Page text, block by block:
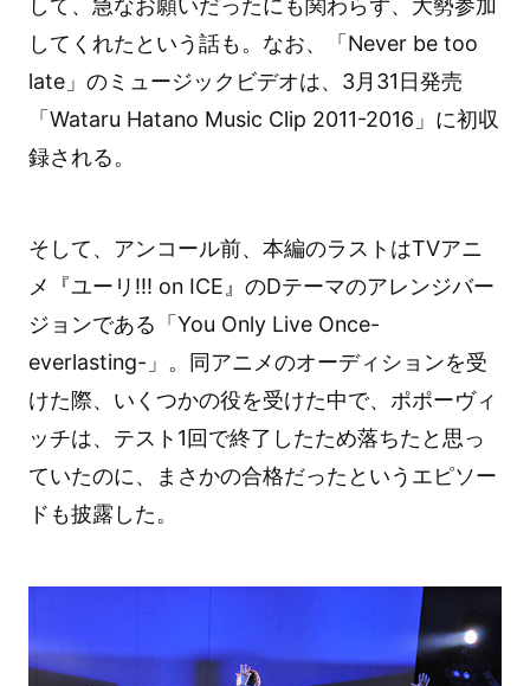
して、急なお願いだったにも関わらず、大勢参加
してくれたという話も。なお、「Never be too
late」のミュージックビデオは、3月31日発売
「Wataru Hatano Music Clip 2011-2016」に初収
録される。
そして、アンコール前、本編のラストはTVアニ
メ『ユーリ!!! on ICE』のDテーマのアレンジバー
ジョンである「You Only Live Once-
everlasting-」。同アニメのオーディションを受
けた際、いくつかの役を受けた中で、ポポーヴィ
ッチは、テスト1回で終了したため落ちたと思っ
ていたのに、まさかの合格だったというエピソー
ドも披露した。